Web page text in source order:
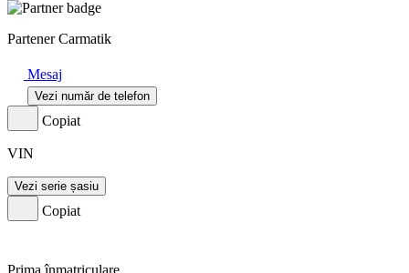
Partener Carmatik
Mesaj
Vezi număr de telefon
Copiat
VIN
Vezi serie șasiu
Copiat